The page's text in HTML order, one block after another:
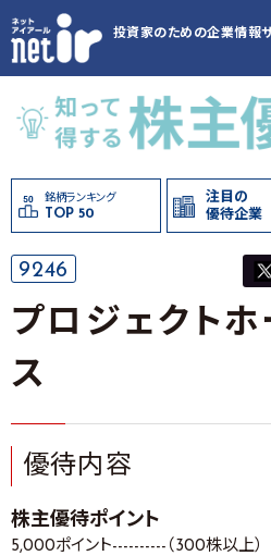
投資家のための企業情報
銘柄ランキング
TOP 50
注目の
優待企業
9246
プロジェクトホ
ス
優待内容
株主優待ポイント
5,000ポイント----------（300株以上）